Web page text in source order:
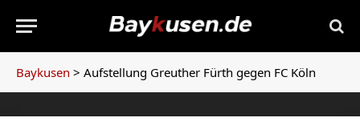
Baykusen > Aufstellung Greuther Fürth gegen FC Köln